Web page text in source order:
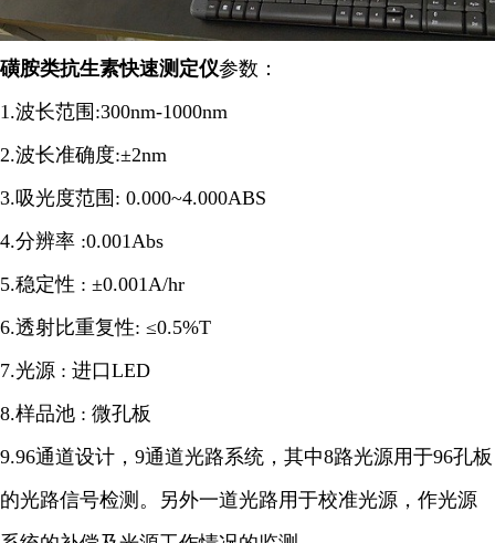
磺胺类抗生素快速测定仪参数：
1.波长范围:300nm-1000nm
2.波长准确度:±2nm
3.吸光度范围: 0.000~4.000ABS
4.分辨率 :0.001Abs
5.稳定性 : ±0.001A/hr
6.透射比重复性: ≤0.5%T
7.光源 : 进口LED
8.样品池 : 微孔板
9.96通道设计，9通道光路系统，其中8路光源用于96孔板
的光路信号检测。另外一道光路用于校准光源，作光源